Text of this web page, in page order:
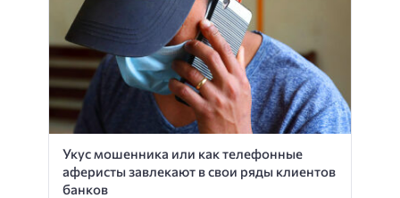
Укус мошенника или как телефонные
аферисты завлекают в свои ряды клиентов
банков